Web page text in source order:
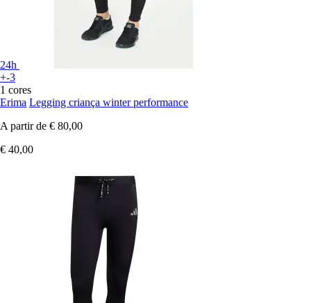
24h
+-3
1 cores
Erima Legging criança winter performance
A partir de € 80,00
€ 40,00